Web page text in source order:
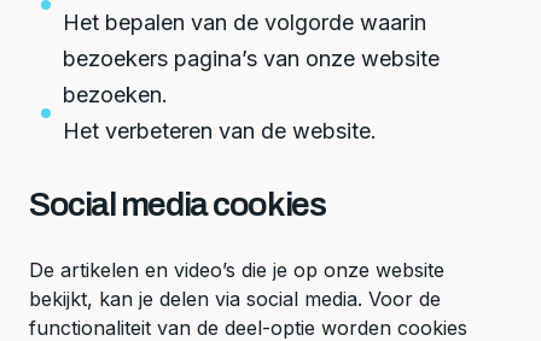
Het bepalen van de volgorde waarin
bezoekers pagina’s van onze website
bezoeken.
Het verbeteren van de website.
Social media cookies
De artikelen en video’s die je op onze website
bekijkt, kan je delen via social media. Voor de
functionaliteit van de deel-optie worden cookies